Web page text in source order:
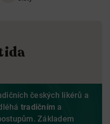
českých likérů a
tradičním a
Základem